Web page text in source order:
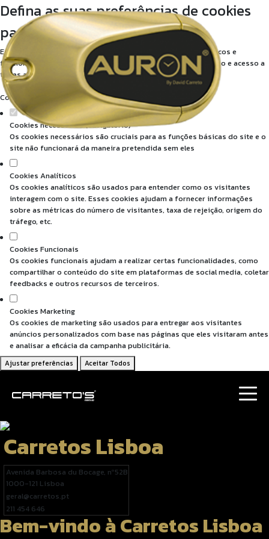
Defina as suas preferências de cookies
para este website.
Este website utiliza cookies estritamente necessários, analíticos e
funcionais, para lhe oferecer uma boa experiência de navegação e acesso a
todas as funcionalidades.
Consulte a nossa
política de privacidade e de Cookies
Cookies necessários (obrigatório)
Os cookies necessários são cruciais para as funções básicas do site e o
site não funcionará da maneira pretendida sem eles
Cookies Analíticos
Os cookies analíticos são usados para entender como os visitantes
interagem com o site. Esses cookies ajudam a fornecer informações
sobre as métricas do número de visitantes, taxa de rejeição, origem do
tráfego, etc.
Cookies Funcionais
Os cookies funcionais ajudam a realizar certas funcionalidades, como
compartilhar o conteúdo do site em plataformas de social media, coletar
feedbacks e outros recursos de terceiros.
Cookies Marketing
Os cookies de marketing são usados para entregar aos visitantes
anúncios personalizados com base nas páginas que eles visitaram antes
e analisar a eficácia da campanha publicitária.
Ajustar preferências Aceitar Todos
Carretos Lisboa
Avenida Barbosa du Bocage, nº52B
1000-121 Lisboa
geral@carretos.pt
211 454 646
Bem-vindo à Carretos Lisboa